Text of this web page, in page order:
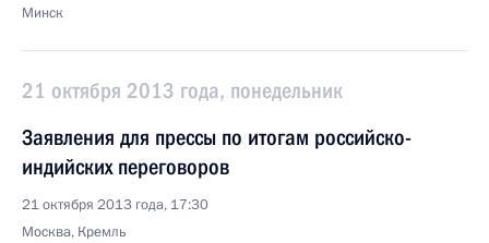
Минск
21 октября 2013 года, понедельник
Заявления для прессы по итогам российско-
индийских переговоров
21 октября 2013 года, 17:30
Москва, Кремль